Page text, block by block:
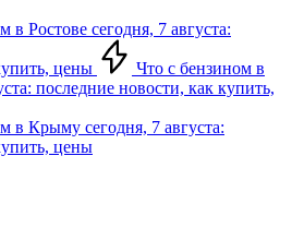
в Ростове сегодня, 7 августа:
цены
Что с бензином в
последние новости, как купить,
в Крыму сегодня, 7 августа:
цены